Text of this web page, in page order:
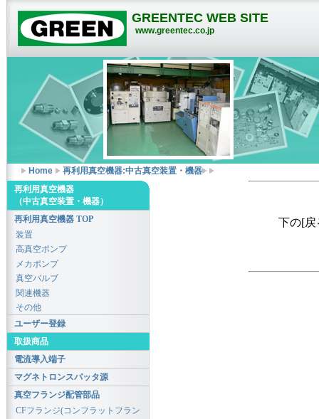
GREENTEC WEB SITE
www.greentec.co.jp
Home 再利用真空機器:中古真空装置・機器
下の[戻
再利用真空機器
（中古真空装置・機器）
再利用真空機器 TOP
装置
高真空ポンプ
メカポンプ
真空バルブ
関連機器
その他
ユーザー登録
取扱商品
電流導入端子
マグネトロンスパッタ源
真空フランジ配管部品
CFフランジ(コンフラットフラン